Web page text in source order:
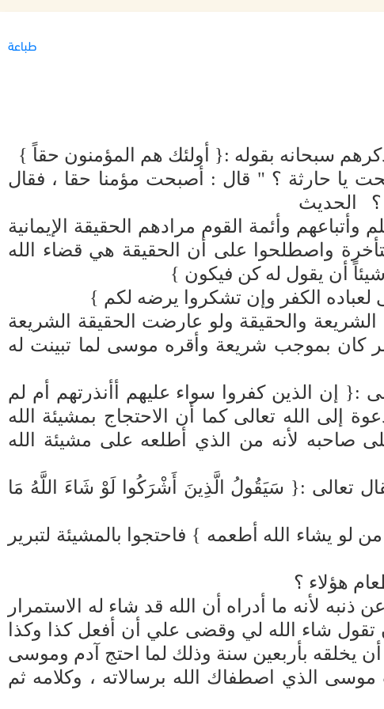
طباعة
ذكرهم سبحانه بقوله :{ أولئك هم المؤمنون حقاً }
يا حارثة ؟ " قال : أصبحت مؤمنا حقا ، فقال
؟ الحديث
وأئمة القوم مرادهم الحقيقة الإيمانية
واصطلحوا على أن الحقيقة هي قضاء الله
شيئاً أن يقول له كن فيكون }
لعباده الكفر وإن تشكروا يرضه لكم }
والحقيقة ولو عارضت الحقيقة الشريعة
بموجب شريعة وأقره موسى لما تبينت له
:{ إن الذين كفروا سواء عليهم أأنذرتهم أم لم
إلى الله تعالى كما أن الاحتجاج بمشيئة الله
صاحبه لأنه من الذي أطلعه على مشيئة الله
تعالى :{ سَيَقُولُ الَّذِينَ أَشْرَكُوا لَوْ شَاءَ اللَّهُ مَا
لو يشاء الله أطعمه } فاحتجوا بالمشيئة لتبرير
هؤلاء ؟
لأنه ما أدراه أن الله قد شاء له الاستمرار
شاء الله لي وقضى علي أن أفعل كذا وكذا
يخلقه بأربعين سنة وذلك لما احتج آدم وموسى
الذي اصطفاك الله برسالاته ، وكلامه ثم